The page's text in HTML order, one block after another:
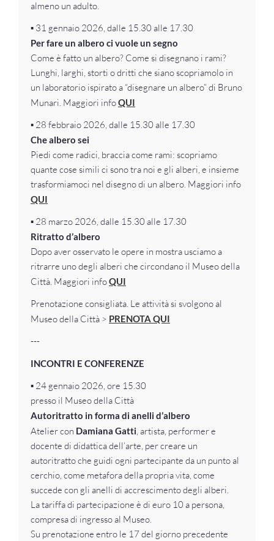
almeno un adulto.
▪️ 31 gennaio 2026, dalle 15.30 alle 17.30
Per fare un albero ci vuole un segno
Come è fatto un albero? Come si disegnano i rami?
Lunghi, larghi, storti o dritti che siano scopriamolo in
un laboratorio ispirato a “disegnare un albero” di Bruno
Munari. Maggiori infoQUI
▪️ 28 febbraio 2026, dalle 15.30 alle 17.30
Che albero sei
Piedi come radici, braccia come rami: scopriamo
quante cose simili ci sono tra noi e gli alberi, e insieme
trasformiamoci nel disegno di un albero. Maggiori info
QUI
▪️ 28 marzo 2026, dalle 15.30 alle 17.30
Ritratto d’albero
Dopo aver osservato le opere in mostra usciamo a
ritrarre uno degli alberi che circondano il Museo della
Città. Maggiori infoQUI
Prenotazione consigliata. Le attività si svolgono al
Museo della Città > PRENOTA QUI
---
INCONTRI E CONFERENZE
▪️ 24 gennaio 2026, ore 15.30
presso il Museo della Città
Autoritratto in forma di anelli d’albero
Atelier con Damiana Gatti, artista, performer e
docente di didattica dell’arte, per creare un
autoritratto che guidi ogni partecipante da un punto al
cerchio, come metafora della propria vita, come
succede con gli anelli di accrescimento degli alberi.
La tariffa di partecipazione è di euro 10 a persona,
compresa di ingresso al Museo.
Su prenotazione entro le 17 del giorno precedente